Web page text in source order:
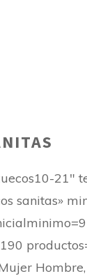
21″
sanitas»